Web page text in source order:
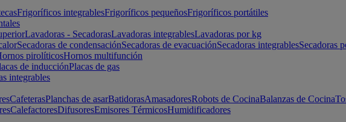
Frigoríficos integrablesFrigoríficos pequeñosFrigoríficos portátiles
Lavadoras - SecadorasLavadoras integrablesLavadoras por kg
Secadoras de condensaciónSecadoras de evacuaciónSecadoras integrablesSecadoras
pirolíticosHornos multifunción
de inducciónPlacas de gas
integrables
CafeterasPlanchas de asarBatidorasAmasadoresRobots de CocinaBalanzas de Cocina
CalefactoresDifusoresEmisores TérmicosHumidificadores